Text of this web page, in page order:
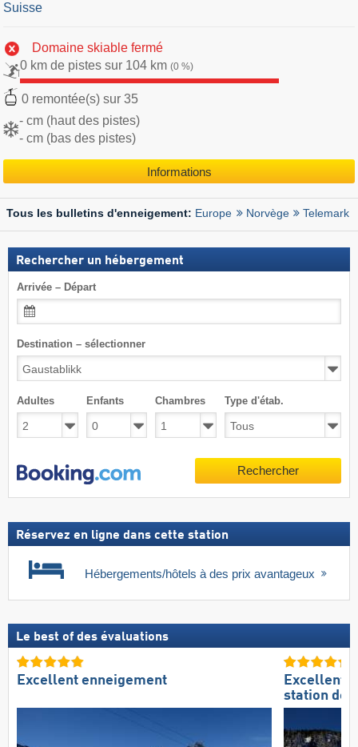
Suisse
Domaine skiable fermé
0 km de pistes sur 104 km (0 %)
0 remontée(s) sur 35
- cm (haut des pistes)
- cm (bas des pistes)
Informations
Tous les bulletins d'enneigement: Europe Norvège Telemark
Rechercher un hébergement
Arrivée – Départ
Destination – sélectionner
Adultes Enfants Chambres Type d'étab.
Rechercher
Réservez en ligne dans cette station
Hébergements/hôtels à des prix avantageux
Le best of des évaluations
Excellent enneigement
Excellente
station de